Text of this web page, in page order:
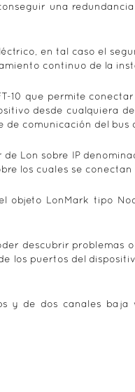
una
en tal caso el
continuo de la
10 que permite
desde cualquiera
comunicación del bus
Lon sobre IP
los cuales se
objeto LonMark tipo
descubrir problemas
los puertos del
y de dos canales baja